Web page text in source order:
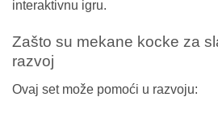
interaktivnu igru.
Zašto su mekane kocke za
razvoj
Ovaj set može pomoći u razvoju: